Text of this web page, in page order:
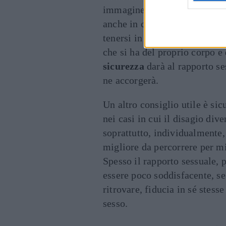
immagine, ci si piace di più.
anche in chiave sessuale.
tenersi in forma possono
che si ha del proprio corpo
sicurezzadarà al rapporto
ne accorgerà.
Un altro consiglio utile è
nei casi in cui il disagio
soprattutto,
migliore da percorrere per
Spesso il rapporto sessuale,
essere poco soddisfacente,
ritrovare, fiducia in sé
sesso.